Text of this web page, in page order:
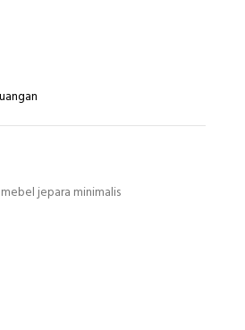
mebel jepara minimalis